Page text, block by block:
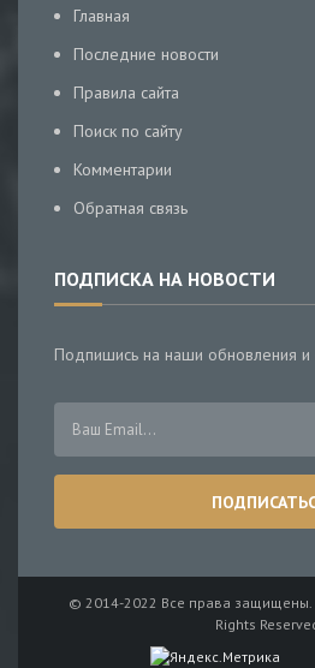
Главная
Последние новости
Правила сайта
Поиск по сайту
Комментарии
Обратная связь
ПОДПИСКА НА НОВОСТИ
Подпишись на наши обновления и
© 2014-2022 Все права защищены.
Rights